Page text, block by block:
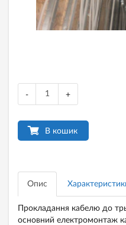
- +
В кошик
Опис
Прокладання кабелю до
основний електромонтаж